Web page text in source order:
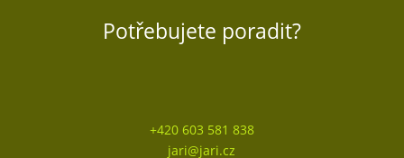
Potřebujete poradit?
+420 603 581 838
jari@jari.cz